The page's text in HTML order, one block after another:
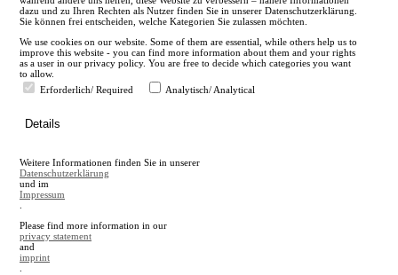
en
A
A
dazu und zu Ihren Rechten als Nutzer finden Sie in unserer Datenschutzerklärung.
Sie können frei entscheiden, welche Kategorien Sie zulassen möchten.
We use cookies on our website. Some of them are essential, while others help us to
improve this website - you can find more information about them and your rights
as a user in our privacy policy. You are free to decide which categories you want
to allow.
Erforderlich/ Required
Analytisch/ Analytical
Details
Weitere Informationen finden Sie in unserer
Datenschutzerklärung
und im
Impressum
Please find more information in our
privacy statement
and
imprint